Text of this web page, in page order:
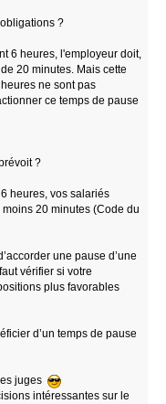
?
6 heures, l'employeur doit,
20 minutes. Mais cette
ne sont pas
ce temps de pause
?
heures, vos salariés
20 minutes (Code du
une pause d’une
vérifier si votre
plus favorables
d’un temps de pause
les juges
intéressantes sur le